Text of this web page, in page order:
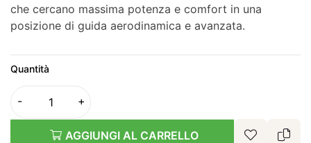
che cercano massima potenza e comfort in una
posizione di guida aerodinamica e avanzata.
Quantità
AGGIUNGI AL CARRELLO